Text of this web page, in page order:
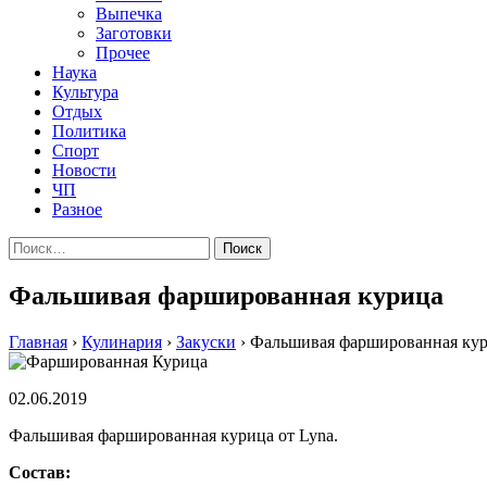
Выпечка
Заготовки
Прочее
Наука
Культура
Отдых
Политика
Спорт
Новости
ЧП
Разное
Найти:
Фальшивая фаршированная курица
Главная › Кулинария › Закуски › Фальшивая фаршированная
02.06.2019
Фальшивая фаршированная курица от Lyna.
Состав: